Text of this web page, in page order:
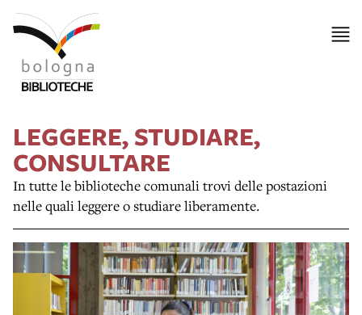
LEGGERE, STUDIARE,
CONSULTARE
In tutte le biblioteche comunali trovi delle postazioni
nelle quali leggere o studiare liberamente.